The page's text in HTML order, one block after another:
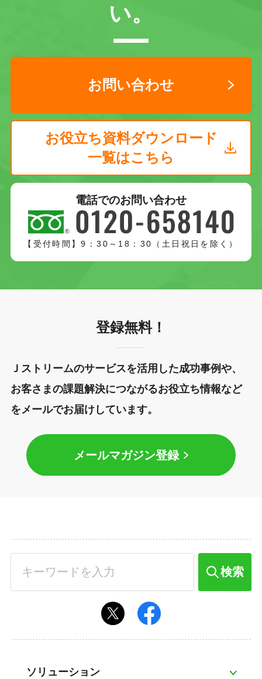
い。
お問い合わせ
お役立ち資料ダウンロード
一覧はこちら
電話でのお問い合わせ
【受付時間】9：30～18：30（土日祝日を除く）
登録無料！
Ｊストリームのサービスを活用した成功事例や、
お客さまの課題解決につながるお役立ち情報など
をメールでお届けしています。
メールマガジン登録
検索
ソリューション